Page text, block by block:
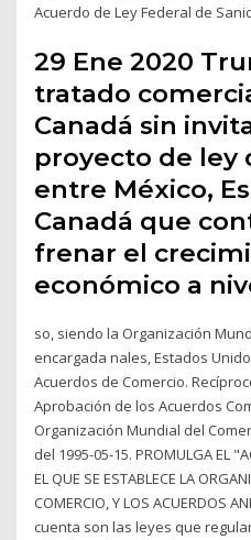
Acuerdo de Ley Federal de
29 Ene 2020
tratado
Canadá sin
proyecto de ley
entre México,
Canadá que
frenar el
económico a
so, siendo la Organización
encargada nales, Estados
Acuerdos de Comercio.
Aprobación de los Acuerdos
Organización Mundial del
del 1995-05-15. PROMULGA EL
EL QUE SE ESTABLECE LA
COMERCIO, Y LOS ACUERDOS
cuenta son las leyes que